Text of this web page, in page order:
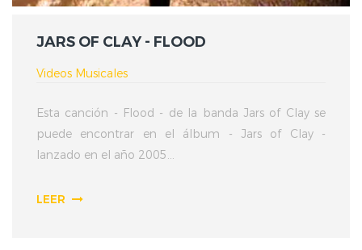
JARS OF CLAY - FLOOD
Videos Musicales
Esta canción - Flood - de la banda Jars of Clay se
puede encontrar en el álbum - Jars of Clay -
lanzado en el año 2005...
LEER